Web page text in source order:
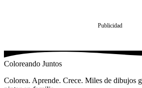
Publicidad
Coloreando Juntos
Colorea. Aprende. Crece. Miles de dibujos